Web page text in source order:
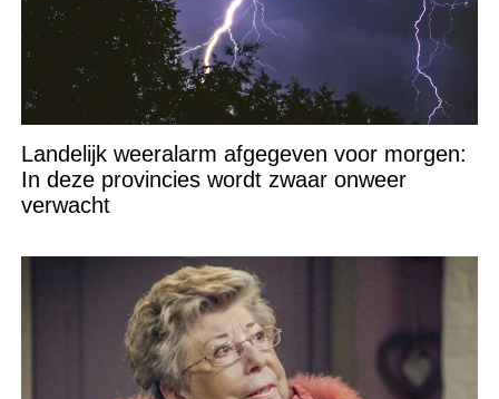
Landelijk weeralarm afgegeven voor morgen:
In deze provincies wordt zwaar onweer
verwacht